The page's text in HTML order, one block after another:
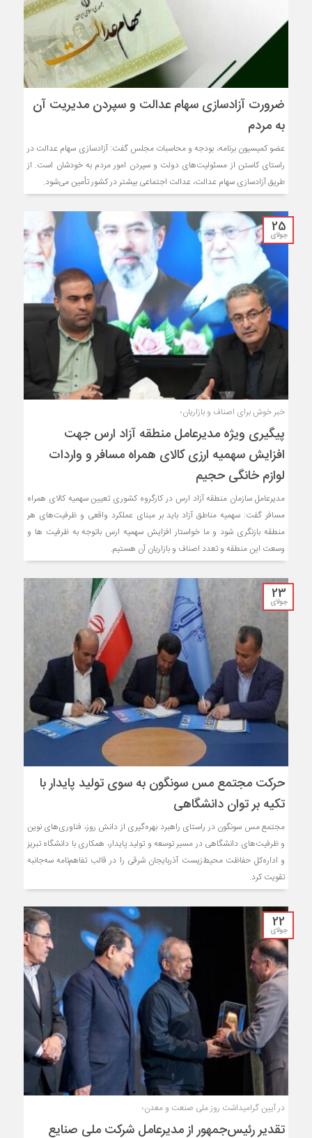
ضرورت آزادسازی سهام عدالت و سپردن مدیریت آن
به مردم
عضو کمیسیون برنامه، بودجه و محاسبات مجلس گفت: آزادسازی سهام عدالت در
راستای کاستن از مسئولیت‌های دولت و سپردن امور مردم به خودشان است. از
طریق آزادسازی سهام عدالت، عدالت اجتماعی بیشتر در کشور تأمین می‌شود.
25
جولای
خبر خوش برای اصناف و بازاریان؛
پیگیری ویژه مدیرعامل منطقه آزاد ارس جهت
افزایش سهمیه ارزی کالای همراه مسافر و واردات
لوازم خانگی حجیم
مدیرعامل سازمان منطقه آزاد ارس در کارگروه کشوری تعیین سهمیه کالای همراه
مسافر گفت: سهمیه مناطق آزاد باید بر مبنای عملکرد واقعی و ظرفیت‌های هر
منطقه بازنگری شود و ما خواستار افزایش سهمیه ارس باتوجه به ظرفیت ها و
وسعت این منطقه و تعدد اصناف و بازاریان آن هستیم.
23
جولای
حرکت مجتمع مس سونگون به سوی تولید پایدار با
تکیه بر توان دانشگاهی
مجتمع مس سونگون در راستای راهبرد بهره‌گیری از دانش روز، فناوری‌های نوین
و ظرفیت‌های دانشگاهی در مسیر توسعه و تولید پایدار، همکاری با دانشگاه تبریز
و اداره‌کل حفاظت محیط‌زیست آذربایجان شرقی را در قالب تفاهم‌نامه سه‌جانبه
تقویت کرد.
22
جولای
در آیین گرامیداشت روز ملی صنعت و معدن؛
تقدیر رئیس‌جمهور از مدیرعامل شرکت ملی صنایع